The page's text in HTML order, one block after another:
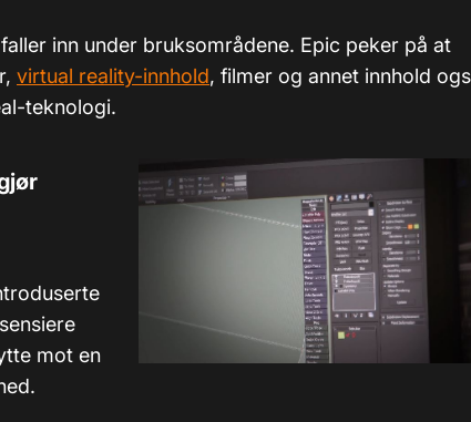
inn under bruksområdene. Epic peker på at
virtual reality-innhold, filmer og annet innhold
teknologi.
mot en